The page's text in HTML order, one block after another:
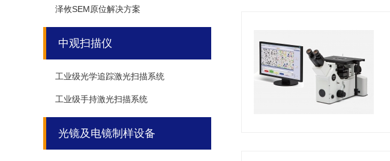
泽攸SEM原位解决方案
中观扫描仪
工业级光学追踪激光扫描系统
工业级手持激光扫描系统
光镜及电镜制样设备